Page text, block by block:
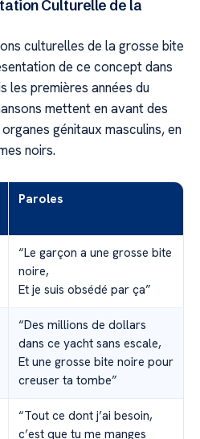
Culturelle de la
culturelles de la grosse bite
de ce concept dans
les premières années du
mettent en avant des
génitaux masculins, en
noirs.
Paroles
“Le garçon a une grosse bite
noire,
Et je suis obsédé par ça”
“Des millions de dollars
dans ce yacht sans escale,
Et une grosse bite noire pour
creuser ta tombe”
“Tout ce dont j’ai besoin,
c’est que tu me manges